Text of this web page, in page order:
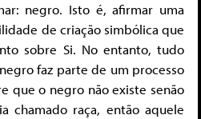
negro. Isto é, afirmar uma
de criação simbólica que
sobre Si. No entanto, tudo
faz parte de um processo
que o negro não existe senão
chamado raça, então aquele